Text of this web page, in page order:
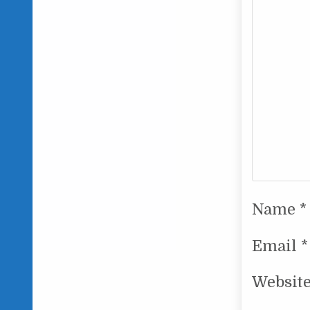
Name *
Email *